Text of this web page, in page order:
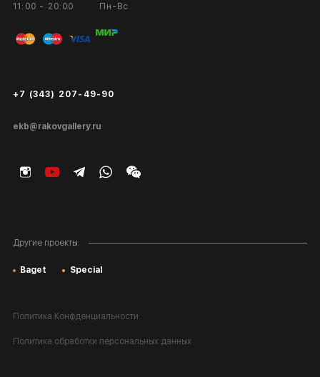
11:00 - 20:00
Пн-Вс
ekb@rakovgallery.ru
+7 (343) 207-49-90
Другие проекты:
Baget Special
Публичная оферта
Экспертиза/Вывоз за границу
Подарочные сертификаты
Политика Конфденциальности
Политика обработки персональных данных